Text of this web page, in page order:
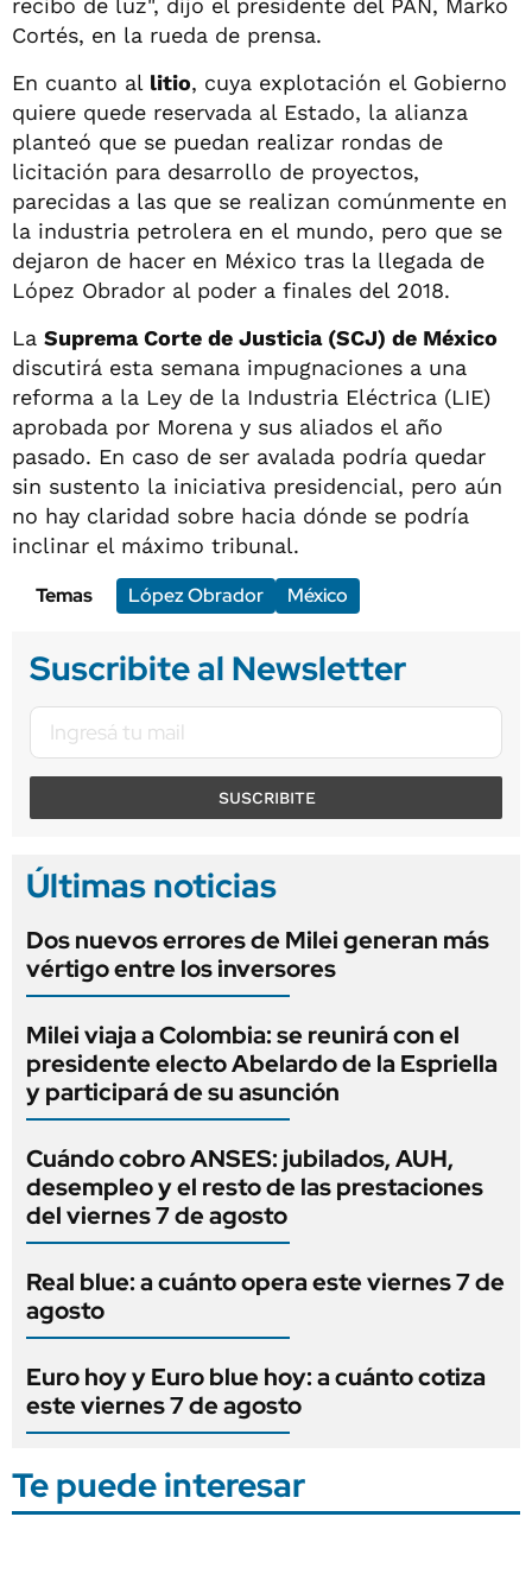
Cortés, en la rueda de prensa.
En cuanto al litio, cuya explotación el Gobierno
quiere quede reservada al Estado, la alianza
planteó que se puedan realizar rondas de
licitación para desarrollo de proyectos,
parecidas a las que se realizan comúnmente en
la industria petrolera en el mundo, pero que se
dejaron de hacer en México tras la llegada de
López Obrador al poder a finales del 2018.
La Suprema Corte de Justicia (SCJ) de México
discutirá esta semana impugnaciones a una
reforma a la Ley de la Industria Eléctrica (LIE)
aprobada por Morena y sus aliados el año
pasado. En caso de ser avalada podría quedar
sin sustento la iniciativa presidencial, pero aún
no hay claridad sobre hacia dónde se podría
inclinar el máximo tribunal.
Temas
López Obrador México
Suscribite al Newsletter
SUSCRIBITE
Últimas noticias
Dos nuevos errores de Milei generan más
vértigo entre los inversores
Milei viaja a Colombia: se reunirá con el
presidente electo Abelardo de la Espriella
y participará de su asunción
Cuándo cobro ANSES: jubilados, AUH,
desempleo y el resto de las prestaciones
del viernes 7 de agosto
Real blue: a cuánto opera este viernes 7 de
agosto
Euro hoy y Euro blue hoy: a cuánto cotiza
este viernes 7 de agosto
Te puede interesar